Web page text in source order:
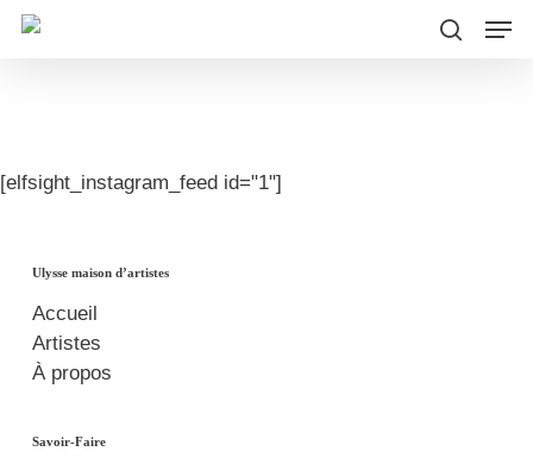
Skip
[elfsight_instagram_feed id="1"]
Ulysse maison d’artistes
Accueil
Artistes
À propos
Savoir-Faire